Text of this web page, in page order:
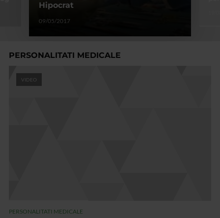
Hipocrat
09/05/2017
PERSONALITATI MEDICALE
VIDEO
PERSONALITATI MEDICALE